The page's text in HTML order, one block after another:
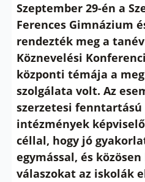
Szeptember 29-én a
Ferences Gimnázium
rendezték meg a
Köznevelési
központi témája a
szolgálata volt. Az
szerzetesi
intézmények
céllal, hogy jó
egymással, és
válaszokat az iskolák